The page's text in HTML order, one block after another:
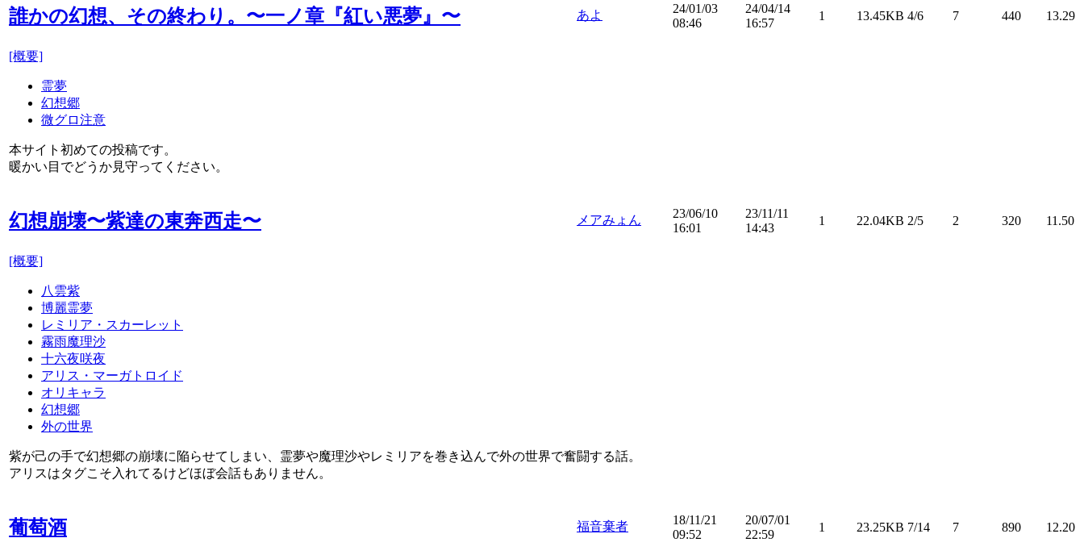
誰かの幻想、その終わり。〜一ノ章『紅い悪夢』〜 あよ
24/01/03
08:46
24/04/14
16:57
1 13.45KB 4/6 7 440 13.29
[概要]
霊夢
幻想郷
微グロ注意
本サイト初めての投稿です。
暖かい目でどうか見守ってください。
幻想崩壊〜紫達の東奔西走〜 メアみょん
23/06/10
16:01
23/11/11
14:43
1 22.04KB 2/5 2 320 11.50
[概要]
八雲紫
博麗霊夢
レミリア・スカーレット
霧雨魔理沙
十六夜咲夜
アリス・マーガトロイド
オリキャラ
幻想郷
外の世界
紫が己の手で幻想郷の崩壊に陥らせてしまい、霊夢や魔理沙やレミリアを巻き込んで外の世界で奮闘する話。
アリスはタグこそ入れてるけどほぼ会話もありません。
葡萄酒 福音棄者
18/11/21
09:52
20/07/01
22:59
1 23.25KB 7/14 7 890 12.20